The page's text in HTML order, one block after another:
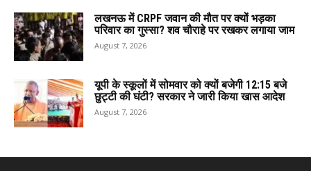
लखनऊ में CRPF जवान की मौत पर क्यों भड़का
परिवार का गुस्सा? शव चौराहे पर रखकर लगाया जाम
August 7, 2026
यूपी के स्कूलों में सोमवार को क्यों बजेगी 12:15 बजे
छुट्टी की घंटी? सरकार ने जारी किया खास आदेश
August 7, 2026